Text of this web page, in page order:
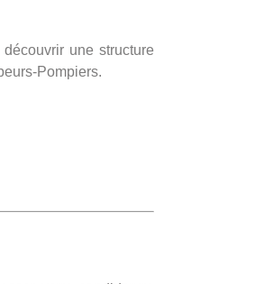
une structure
Pompiers.